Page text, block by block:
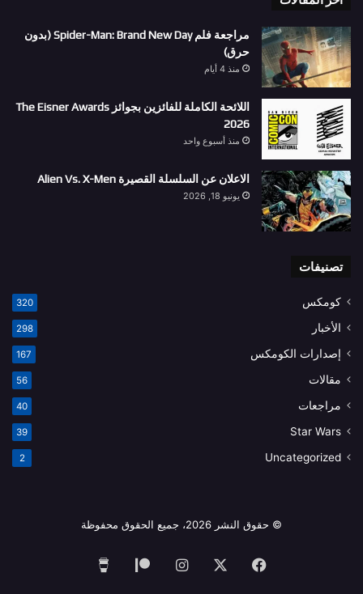
مراجعة فلم Spider-Man: Brand New Day (بدون
حرق)
منذ 4 أيام
اللائحة الكاملة للفائزين بجوائز The Eisner Awards
2026
منذ أسبوع واحد
الاعلان عن السلسلة القصيرة Alien Vs. X-Men
يونيو 18, 2026
تصنيفات
كومكس 320
الأخبار 298
إصدارات الكومكس 167
مقالات 56
مراجعات 40
Star Wars
39
Uncategorized
2
© حقوق النشر 2026، جميع الحقوق محفوظة
فيسبوك انستقرام‫Patreon